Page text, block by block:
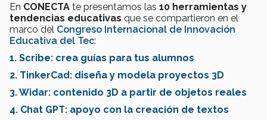
En CONECTA te presentamos las 10 herramientas y
tendencias educativas que se compartieron en el
marco del Congreso Internacional de Innovación
Educativa del Tec:
1. Scribe: crea guías para tus alumnos
2. TinkerCad: diseña y modela proyectos 3D
3. Widar: contenido 3D a partir de objetos reales
4. Chat GPT: apoyo con la creación de textos